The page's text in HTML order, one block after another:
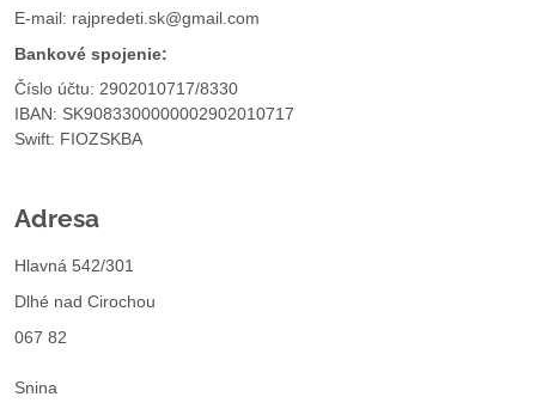
E-mail: rajpredeti.sk@gmail.com
Bankové spojenie:
Číslo účtu: 2902010717/8330
IBAN: SK9083300000002902010717
Swift: FIOZSKBA
Adresa
Hlavná 542/301
Dlhé nad Cirochou
067 82
Snina